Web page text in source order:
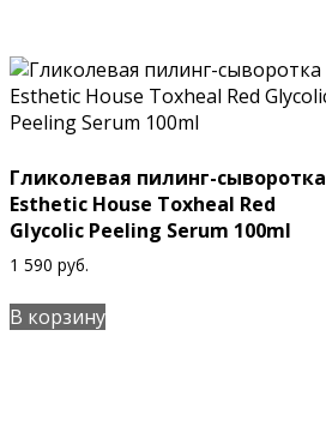
Гликолевая пилинг-сыворотка
Esthetic House Toxheal Red
Glycolic Peeling Serum 100ml
1 590 руб.
В корзину